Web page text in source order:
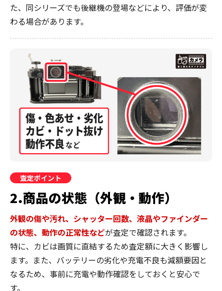
た、同シリーズでも後継機の登場などにより、評価が変
わる場合があります。
査定ポイント
2.商品の状態（外観・動作）
外観の傷や汚れ、シャッター回数、液晶やファインダー
の状態、動作の正常性などが査定で確認されます。
特に、カビは画質に直結するため査定額に大きく影響し
ます。また、バッテリーの劣化や充電不良も減額要因と
なるため、事前に充電や動作確認をしておくと安心で
す。